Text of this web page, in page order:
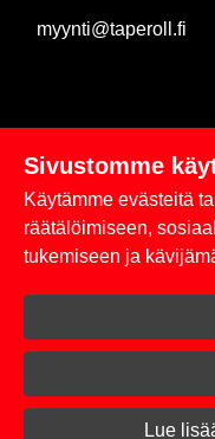
myynti@taperoll.fi
Linkit
Sivustomme
Käytämme evästeitä
räätälöimiseen,
tukemiseen ja
Lue